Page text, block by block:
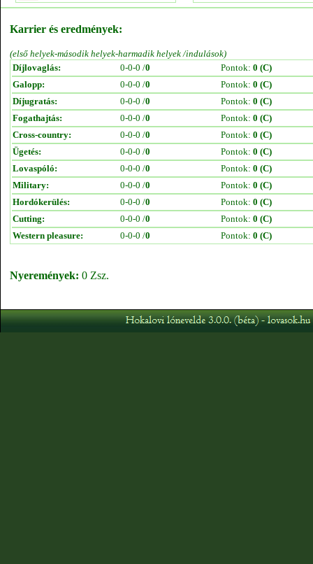
Karrier és eredmények:
(első helyek-második helyek-harmadik helyek /indulások)
Díjlovaglás:
0-0-0 /0 Pontok: 0 (C)
Galopp:
0-0-0 /0 Pontok: 0 (C)
Díjugratás:
0-0-0 /0 Pontok: 0 (C)
Fogathajtás:
0-0-0 /0 Pontok: 0 (C)
Cross-country:
0-0-0 /0 Pontok: 0 (C)
Ügetés:
0-0-0 /0 Pontok: 0 (C)
Lovaspóló:
0-0-0 /0 Pontok: 0 (C)
Military:
0-0-0 /0 Pontok: 0 (C)
Hordókerülés:
0-0-0 /0 Pontok: 0 (C)
Cutting:
0-0-0 /0 Pontok: 0 (C)
Western pleasure:
0-0-0 /0 Pontok: 0 (C)
Nyeremények: 0 Zsz.